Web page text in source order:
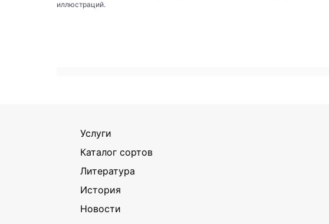
иллюстраций.
Услуги
Каталог сортов
Литература
История
Новости